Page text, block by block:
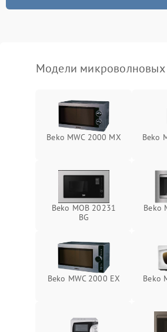
Сломался трансформатор
Модели микроволновых
Beko MWC 2000 MX Beko
Beko MOB 20231
BG
Beko
Beko MWC 2000 EX Beko